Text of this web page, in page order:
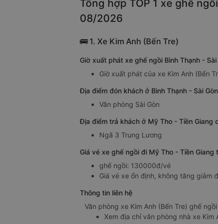
Tổng hợp TOP 1 xe ghế
08/2026
🚌 1. Xe Kim Anh (Bến Tre)
Giờ xuất phát xe ghế ngồi Bình Thạnh -
Giờ xuất phát của xe Kim Anh (Bến
Địa điểm đón khách ở Bình Thạnh - Sài
Văn phòng Sài Gòn
Địa điểm trả khách ở Mỹ Tho - Tiền Giang
Ngã 3 Trung Lương
Giá vé xe ghế ngồi đi Mỹ Tho - Tiền Giang
ghế ngồi: 130000đ/vé
Giá vé xe ổn định, không tăng giảm
Thông tin liên hệ
Văn phòng xe Kim Anh (Bến Tre) ghế
Xem địa chỉ văn phòng nhà xe Kim